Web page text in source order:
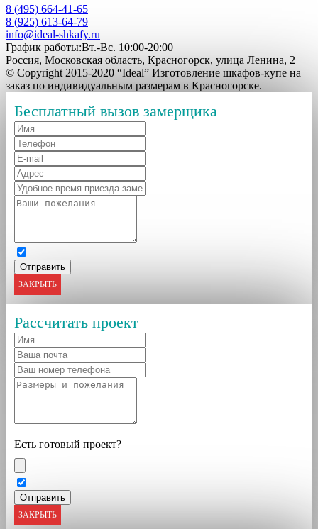
8 (495) 664-41-65
8 (925) 613-64-79
info@ideal-shkafy.ru
График работы:Вт.-Вс. 10:00-20:00
Россия, Московская область, Красногорск, улица Ленина, 2
© Copyright 2015-2020 “Ideal” Изготовление шкафов-купе на
заказ по индивидуальным размерам в Красногорске.
Бесплатный вызов замерщика
ЗАКРЫТЬ
Рассчитать проект
Есть готовый проект?
ЗАКРЫТЬ